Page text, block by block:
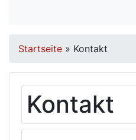
Startseite » Kontakt
Kontakt